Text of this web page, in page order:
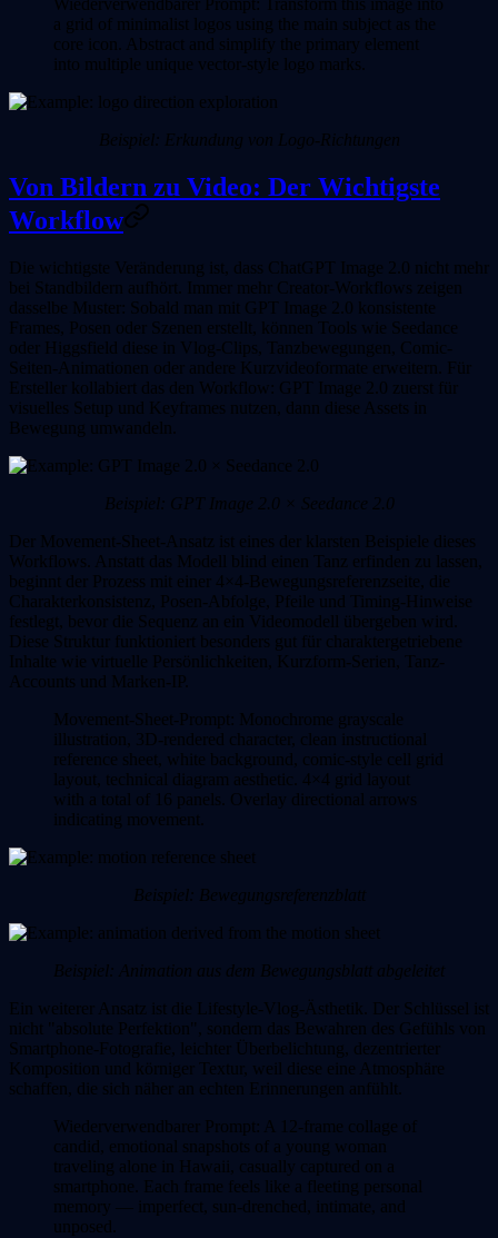
Wiederverwendbarer Prompt: Transform this image into
a grid of minimalist logos using the main subject as the
core icon. Abstract and simplify the primary element
into multiple unique vector-style logo marks.
Beispiel: Erkundung von Logo-Richtungen
Von Bildern zu Video: Der Wichtigste
Workflow
Die wichtigste Veränderung ist, dass ChatGPT Image 2.0 nicht mehr
bei Standbildern aufhört. Immer mehr Creator-Workflows zeigen
dasselbe Muster: Sobald man mit GPT Image 2.0 konsistente
Frames, Posen oder Szenen erstellt, können Tools wie Seedance
oder Higgsfield diese in Vlog-Clips, Tanzbewegungen, Comic-
Seiten-Animationen oder andere Kurzvideoformate erweitern. Für
Ersteller kollabiert das den Workflow: GPT Image 2.0 zuerst für
visuelles Setup und Keyframes nutzen, dann diese Assets in
Bewegung umwandeln.
Beispiel: GPT Image 2.0 × Seedance 2.0
Der Movement-Sheet-Ansatz ist eines der klarsten Beispiele dieses
Workflows. Anstatt das Modell blind einen Tanz erfinden zu lassen,
beginnt der Prozess mit einer 4×4-Bewegungsreferenzseite, die
Charakterkonsistenz, Posen-Abfolge, Pfeile und Timing-Hinweise
festlegt, bevor die Sequenz an ein Videomodell übergeben wird.
Diese Struktur funktioniert besonders gut für charaktergetriebene
Inhalte wie virtuelle Persönlichkeiten, Kurzform-Serien, Tanz-
Accounts und Marken-IP.
Movement-Sheet-Prompt: Monochrome grayscale
illustration, 3D-rendered character, clean instructional
reference sheet, white background, comic-style cell grid
layout, technical diagram aesthetic. 4×4 grid layout
with a total of 16 panels. Overlay directional arrows
indicating movement.
Beispiel: Bewegungsreferenzblatt
Beispiel: Animation aus dem Bewegungsblatt abgeleitet
Ein weiterer Ansatz ist die Lifestyle-Vlog-Ästhetik.
Der Schlüssel ist
nicht "absolute Perfektion", sondern das Bewahren des Gefühls von
Smartphone-Fotografie, leichter Überbelichtung, dezentrierter
Komposition und körniger Textur, weil diese eine Atmosphäre
schaffen, die sich näher an echten Erinnerungen anfühlt.
Wiederverwendbarer Prompt: A 12-frame collage of
candid, emotional snapshots of a young woman
traveling alone in Hawaii, casually captured on a
smartphone. Each frame feels like a fleeting personal
memory — imperfect, sun-drenched, intimate, and
unposed.